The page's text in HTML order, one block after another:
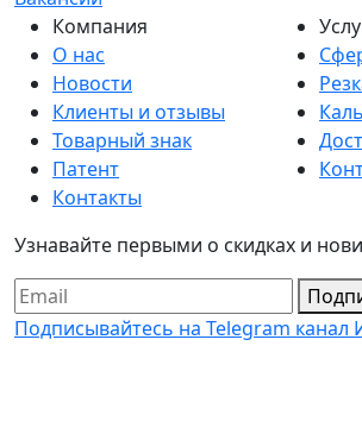
Компания
О нас
Новости
Клиенты и отзывы
Товарный знак
Патент
Контакты
Узнавайте первыми о скидках и
Подписывайтесь на Telegram канал